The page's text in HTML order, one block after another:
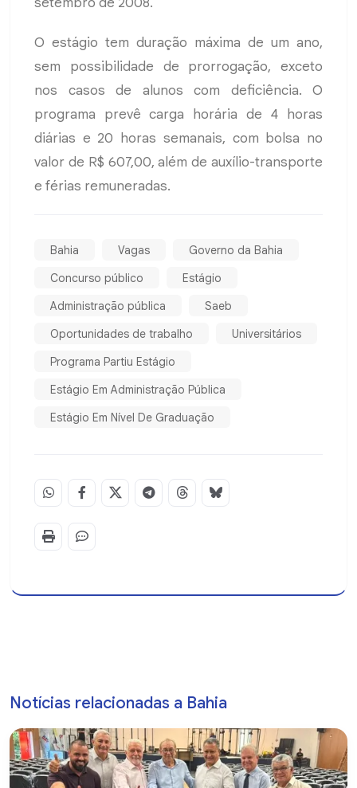
O estágio tem duração máxima de um ano,
sem possibilidade de prorrogação, exceto
nos casos de alunos com deficiência. O
programa prevê carga horária de 4 horas
diárias e 20 horas semanais, com bolsa no
valor de R$ 607,00, além de auxílio-transporte
e férias remuneradas.
Bahia Vagas
Governo da Bahia
Concurso público
Estágio
Administração pública
Saeb
Oportunidades de trabalho
Universitários
Programa Partiu Estágio
Estágio Em Administração Pública
Estágio Em Nível De Graduação
Notícias relacionadas a Bahia